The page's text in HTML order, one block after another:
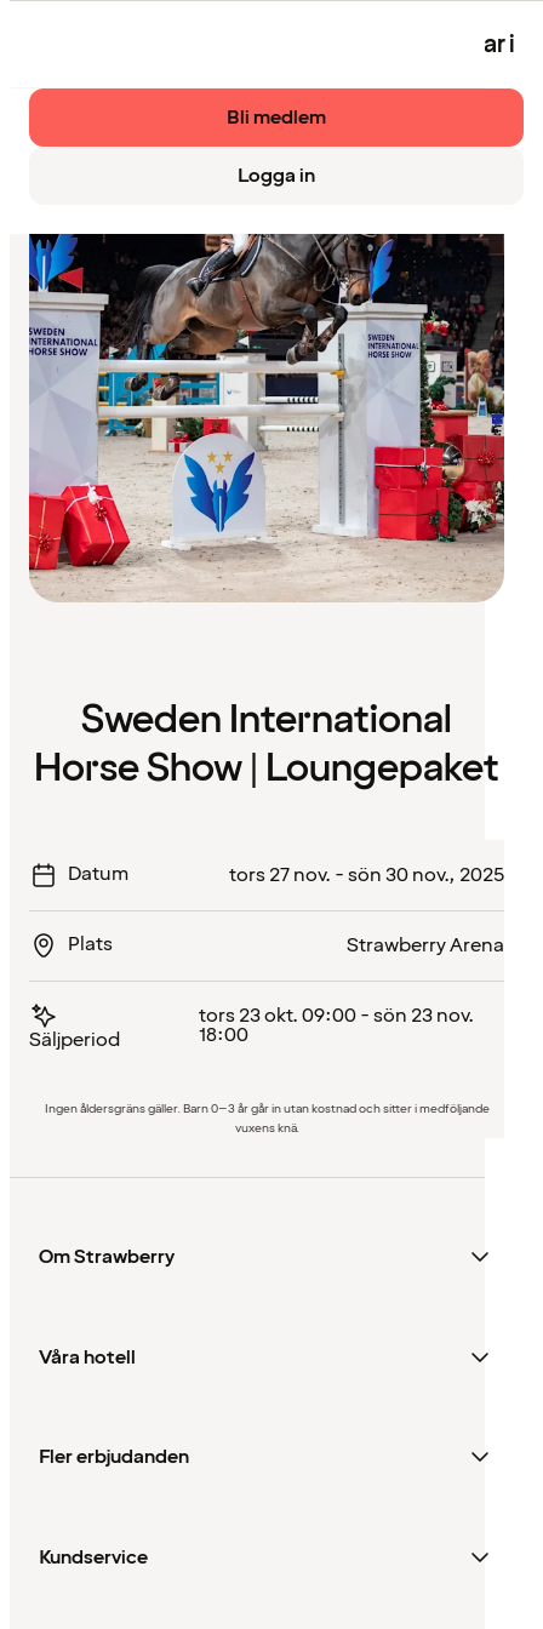
Eventet är bara tillgängligt för medlemmar i
Bli medlem
Logga in
Sweden International
Horse Show | Loungepaket
Datum tors 27 nov. - sön 30 nov., 2025
Plats Strawberry Arena
Säljperiod
tors 23 okt. 09:00 - sön 23 nov.
18:00
Ingen åldersgräns gäller. Barn 0–3 år går in utan kostnad och sitter i medföljande
vuxens knä.
Om Strawberry
Våra hotell
Fler erbjudanden
Kundservice